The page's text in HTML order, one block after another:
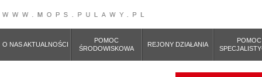
O NAS AKTUALNOŚCI
POMOC
ŚRODOWISKOWA
REJONY DZIAŁANIA
POMOC